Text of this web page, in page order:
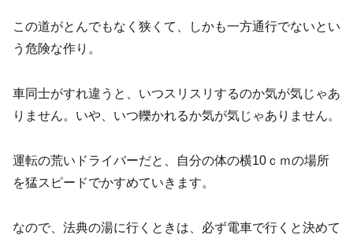
この道がとんでもなく狭くて、しかも一方通行でないとい
う危険な作り。
車同士がすれ違うと、いつスリスリするのか気が気じゃあ
りません。いや、いつ轢かれるか気が気じゃありません。
運転の荒いドライバーだと、自分の体の横10ｃｍの場所
を猛スピードでかすめていきます。
なので、法典の湯に行くときは、必ず電車で行くと決めて